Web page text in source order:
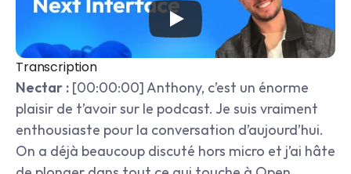
Transcription
Nectar : [00:00:00] Anthony, c’est un énorme
plaisir de t’avoir sur le podcast. Je suis vraiment
enthousiaste pour la conversation d’aujourd’hui.
On a déjà beaucoup discuté hors micro et j’ai hâte